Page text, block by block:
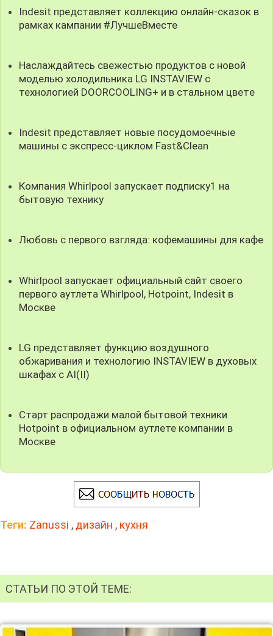
Indesit представляет коллекцию онлайн-сказок в
рамках кампании #ЛучшеВместе
Наслаждайтесь свежестью продуктов с новой
моделью холодильника LG INSTAVIEW с
технологией DOORCOOLING+ и в стальном цветe
Indesit представляет новые посудомоечные
машины с экспресс-циклом Fast&Clean
Компания Whirlpool запускает подписку1 на
бытовую технику
Любовь с первого взгляда: кофемашины для кафе
Whirlpool запускает официальный сайт своего
первого аутлета Whirlpool, Hotpoint, Indesit в
Москве
LG представляет функцию воздушного
обжаривания и технологию INSTAVIEW в духовых
шкафах с AI(II)
Старт распродажи малой бытовой техники
Hotpoint в официальном аутлете компании в
Москве
Теги: Zanussi , дизайн , кухня
СТАТЬИ ПО ЭТОЙ ТЕМЕ: